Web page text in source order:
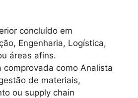
concluído em
Engenharia, Logística,
áreas afins.
comprovada como Analista
de materiais,
ou supply chain